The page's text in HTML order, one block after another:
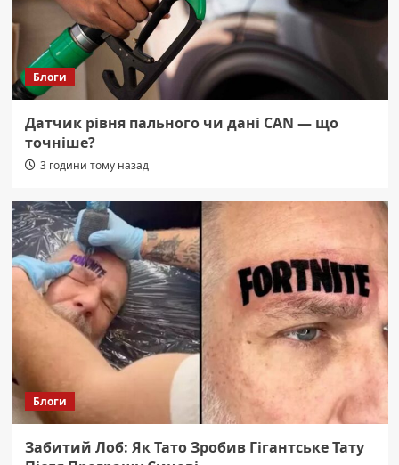
Блоги
Датчик рівня пального чи дані CAN — що
точніше?
3 години тому назад
Блоги
Забитий Лоб: Як Тато Зробив Гігантське Тату